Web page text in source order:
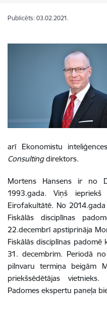
Publicēts: 03.02.2021.
arī Ekonomistu
Consultingdirektors.
Mortens Hansens ir no
1993.gada. Viņš iepriekš
Eirofakultātē. No
Fiskālās disciplīnas
22.decembrī apstiprināja
Fiskālās disciplīnas
31. decembrim. Periodā
pilnvaru termiņa beigām
priekšsēdētājas
Padomes ekspertu paneļa